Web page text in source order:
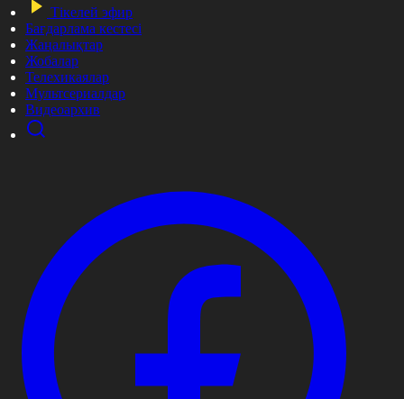
Тікелей эфир
Бағдарлама кестесі
Жаңалықтар
Жобалар
Телехикаялар
Мультсериалдар
Видеоархив